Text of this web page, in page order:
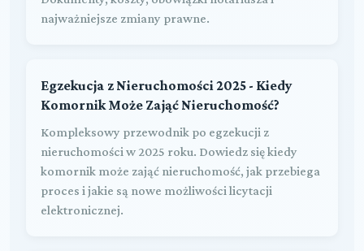
najważniejsze zmiany prawne.
Egzekucja z Nieruchomości 2025 - Kiedy
Komornik Może Zająć Nieruchomość?
Kompleksowy przewodnik po egzekucji z
nieruchomości w 2025 roku. Dowiedz się kiedy
komornik może zająć nieruchomość, jak przebiega
proces i jakie są nowe możliwości licytacji
elektronicznej.